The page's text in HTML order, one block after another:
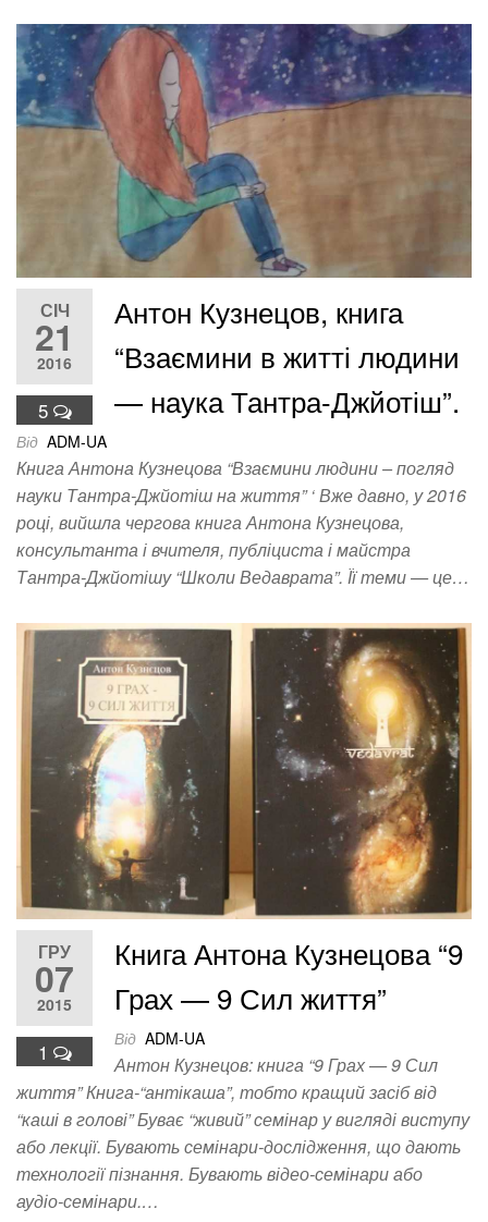
СІЧ
21
2016
5
Антон Кузнецов, книга
“Взаємини в житті людини
— наука Тантра-Джйотіш”.
Від ADM-UA
Книга Антона Кузнецова “Взаємини людини – погляд
науки Тантра-Джйотіш на життя” ‘ Вже давно, у 2016
році, вийшла чергова книга Антона Кузнецова,
консультанта і вчителя, публіциста і майстра
Тантра-Джйотішу “Школи Ведаврата”. Її теми — це…
ГРУ
07
2015
1
Книга Антона Кузнецова “9
Грах — 9 Сил життя”
Від ADM-UA
Антон Кузнецов: книга “9 Грах — 9 Сил
життя” Книга-“антікаша”, тобто кращий засіб від
“каші в голові” Буває “живий” семінар у вигляді виступу
або лекції. Бувають семінари-дослідження, що дають
технології пізнання. Бувають відео-семінари або
аудіо-семінари.…